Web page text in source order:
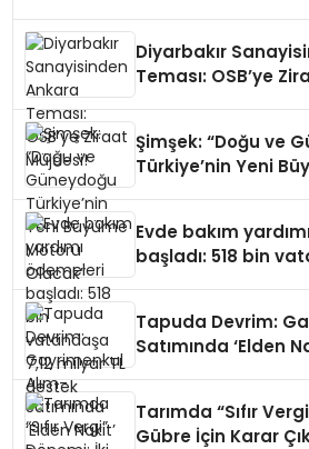
Diyarbakır
Teması: OSB’ye
Şimşek: “Doğu ve
Türkiye’nin Yeni
Evde bakım
başladı: 518 bin
Tapuda Devrim:
Satımında ‘Elden
Tarımda “Sıfır
Gübre İçin Karar